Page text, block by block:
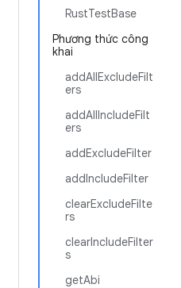
RustTestBase
Phương thức công
khai
addAllExcludeFilt
ers
addAllIncludeFilt
ers
addExcludeFilter
addIncludeFilter
clearExcludeFilte
rs
clearIncludeFilter
s
getAbi